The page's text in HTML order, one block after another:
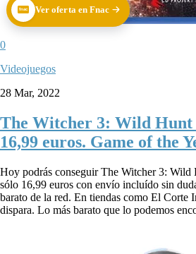
fnac Ver oferta en Fnac
0
Videojuegos
28 Mar, 2022
The Witcher 3: Wild Hunt
16,99 euros. Game of the
Hoy podrás conseguir The Witcher 3:
sólo 16,99 euros con envío incluído sin
barato de la red. En tiendas como El Corte
dispara. Lo más barato que lo podemos